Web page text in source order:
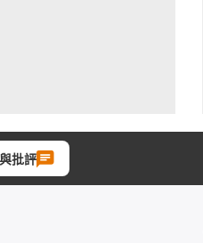
批評